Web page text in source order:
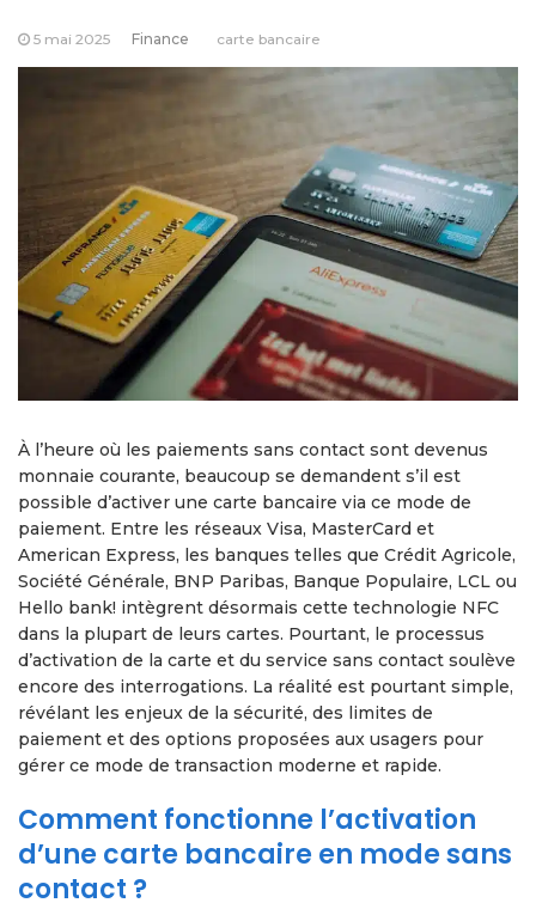
5 mai 2025 Finance carte bancaire
À l’heure où les paiements sans contact sont devenus
monnaie courante, beaucoup se demandent s’il est
possible d’activer une carte bancaire via ce mode de
paiement. Entre les réseaux Visa, MasterCard et
American Express, les banques telles que Crédit Agricole,
Société Générale, BNP Paribas, Banque Populaire, LCL ou
Hello bank! intègrent désormais cette technologie NFC
dans la plupart de leurs cartes. Pourtant, le processus
d’activation de la carte et du service sans contact soulève
encore des interrogations. La réalité est pourtant simple,
révélant les enjeux de la sécurité, des limites de
paiement et des options proposées aux usagers pour
gérer ce mode de transaction moderne et rapide.
Comment fonctionne l’activation
d’une carte bancaire en mode sans
contact ?